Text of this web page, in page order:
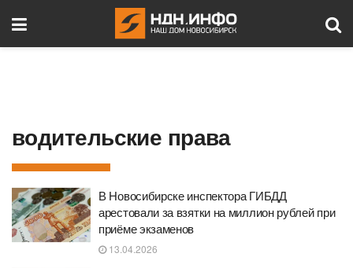
водительские права
В Новосибирске инспектора ГИБДД
арестовали за взятки на миллион рублей при
приёме экзаменов
13.04.2026